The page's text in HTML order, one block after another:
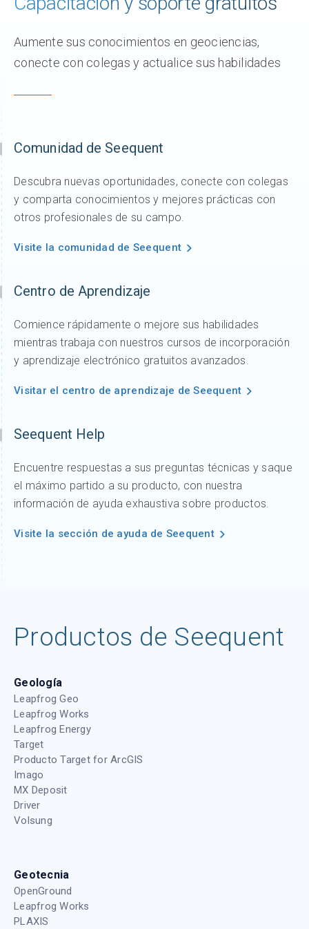
Aumente sus conocimientos en geociencias,
conecte con colegas y actualice sus habilidades
Comunidad de Seequent
Descubra nuevas oportunidades, conecte con colegas
y comparta conocimientos y mejores prácticas con
otros profesionales de su campo.
Visite la comunidad de Seequent
Centro de Aprendizaje
Comience rápidamente o mejore sus habilidades
mientras trabaja con nuestros cursos de incorporación
y aprendizaje electrónico gratuitos avanzados.
Visitar el centro de aprendizaje de Seequent
Seequent Help
Encuentre respuestas a sus preguntas técnicas y saque
el máximo partido a su producto, con nuestra
información de ayuda exhaustiva sobre productos.
Visite la sección de ayuda de Seequent
Productos de Seequent
Geología
Leapfrog Geo
Leapfrog Works
Leapfrog Energy
Target
Producto Target for ArcGIS
Imago
MX Deposit
Driver
Volsung
Geotecnia
OpenGround
Leapfrog Works
PLAXIS